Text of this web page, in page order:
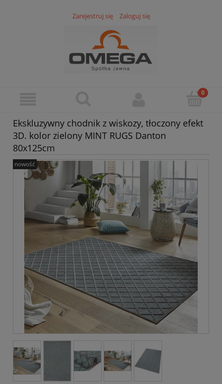
Zarejestruj się Zaloguj się
Ekskluzywny chodnik z wiskozy, tłoczony efekt
3D. kolor zielony MINT RUGS Danton
80x125cm
nowość